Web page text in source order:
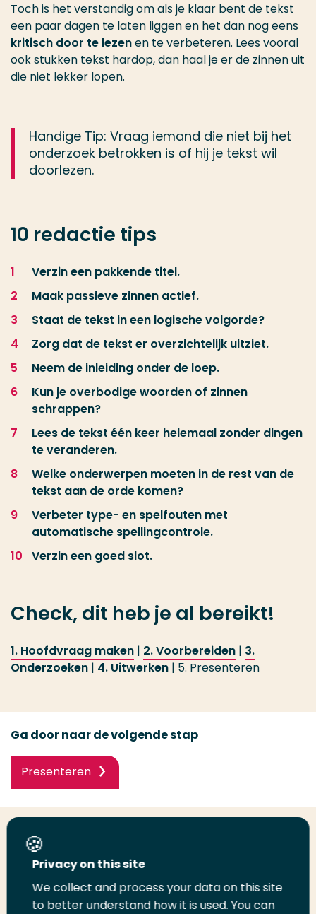
Toch is het verstandig om als je klaar bent de tekst
een paar dagen te laten liggen en het dan nog eens
kritisch door te lezenen te verbeteren. Lees vooral
ook stukken tekst hardop, dan haal je er de zinnen uit
die niet lekker lopen.
Handige Tip: Vraag iemand die niet bij het
onderzoek betrokken is of hij je tekst wil
doorlezen.
10 redactie tips
Verzin een pakkende titel.
Maak passieve zinnen actief.
Staat de tekst in een logische volgorde?
Zorg dat de tekst er overzichtelijk uitziet.
Neem de inleiding onder de loep.
Kun je overbodige woorden of zinnen
schrappen?
Lees de tekst één keer helemaal zonder dingen
te veranderen.
Welke onderwerpen moeten in de rest van de
tekst aan de orde komen?
Verbeter type- en spelfouten met
automatische spellingcontrole.
Verzin een goed slot.
Check, dit heb je al bereikt!
1. Hoofdvraag maken | 2. Voorbereiden | 3.
Onderzoeken | 4. Uitwerken | 5. Presenteren
Ga door naar de volgende stap
Presenteren
Deel deze pagina
DeelDeelDeelEmailPrint
Privacy on this site
We collect and process your data on this site
to better understand how it is used. You can